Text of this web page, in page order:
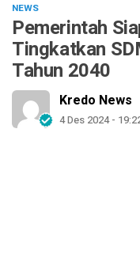
NEWS
Pemerintah
Tingkatkan
Tahun 2040
Kredo News
4 Des 2024 -